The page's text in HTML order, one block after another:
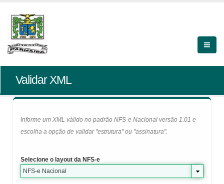
Validar XML
Informe um XML válido no padrão NFS-e Nacional versão 1.01 e
escolha a opção de validar "estrutura" ou "assinatura".
Selecione o layout da NFS-e
NFS-e Nacional